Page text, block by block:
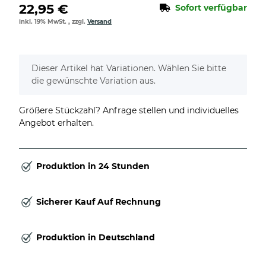
22,95 € Sofort verfügbar
inkl. 19% MwSt. , zzgl. Versand
x
Dieser Artikel hat Variationen. Wählen Sie bitte
die gewünschte Variation aus.
Größere Stückzahl? Anfrage stellen und individuelles
Angebot erhalten.
Produktion in 24 Stunden
Sicherer Kauf Auf Rechnung
Produktion in Deutschland